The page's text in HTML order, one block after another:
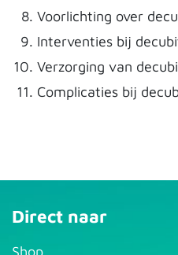
Voorlichting over
Interventies bij
Verzorging van
Complicaties bij
Direct naar
S​hop